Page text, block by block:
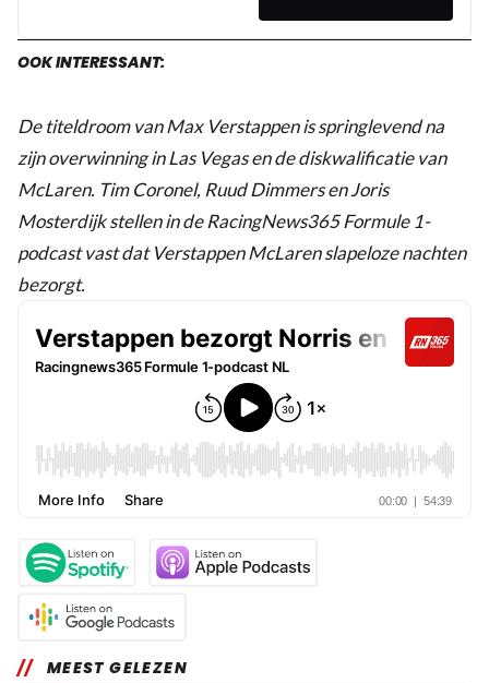
OOK INTERESSANT:
De titeldroom van Max Verstappen is springlevend na
zijn overwinning in Las Vegas en de diskwalificatie van
McLaren. Tim Coronel, Ruud Dimmers en Joris
Mosterdijk stellen in de RacingNews365 Formule 1-
podcast vast dat Verstappen McLaren slapeloze nachten
bezorgt.
MEEST GELEZEN